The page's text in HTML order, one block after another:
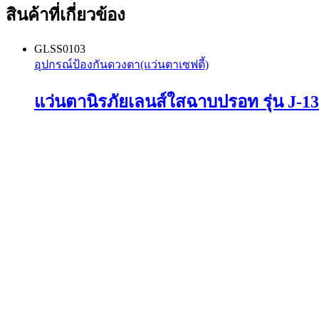
สินค้าที่เกี่ยวข้อง
GLSS0103
อุปกรณ์ป้องกันดวงตา(แว่นตาเซฟตี้)
แว่นตานิรภัยเลนส์ใสฉาบปรอท รุ่น J-